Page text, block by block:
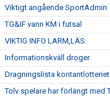
Viktigt angående SportAdmin
TG&IF vann KM i futsal
VIKTIG INFO LARM,LÄS.
Informationskväll droger
Dragningslista kontantlotteriet
Tolv spelare har förlängt med